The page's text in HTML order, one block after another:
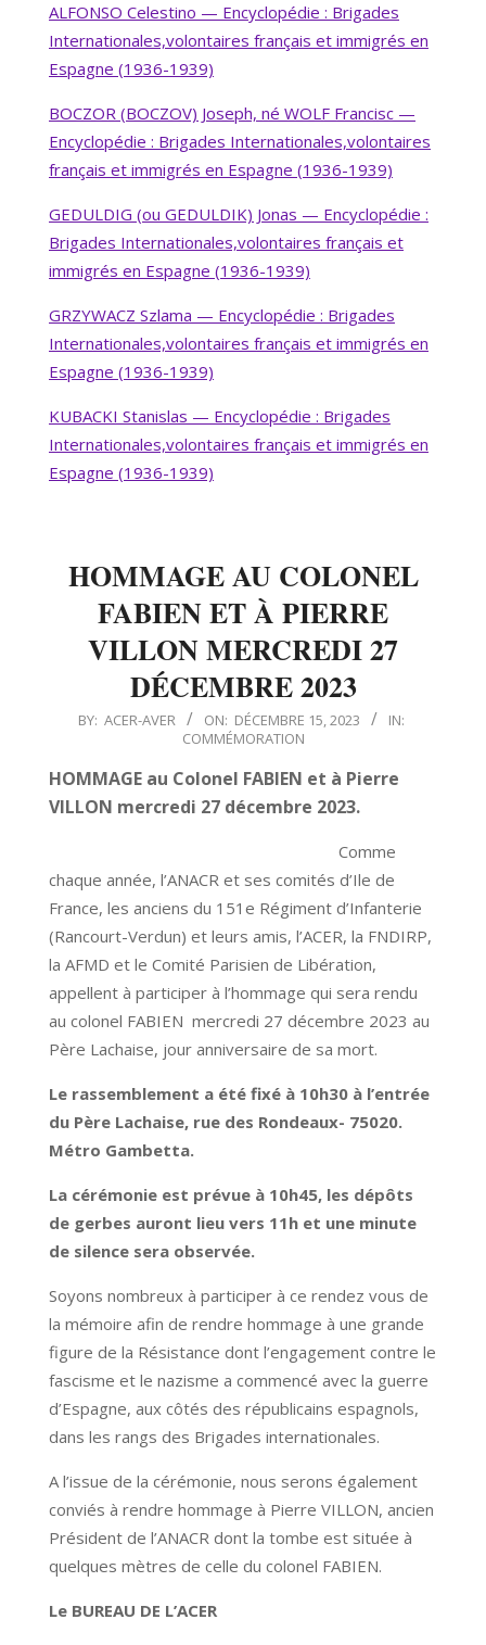
ALFONSO Celestino — Encyclopédie : Brigades
Internationales,volontaires français et immigrés en
Espagne (1936-1939)
BOCZOR (BOCZOV) Joseph, né WOLF Francisc —
Encyclopédie : Brigades Internationales,volontaires
français et immigrés en Espagne (1936-1939)
GEDULDIG (ou GEDULDIK) Jonas — Encyclopédie :
Brigades Internationales,volontaires français et
immigrés en Espagne (1936-1939)
GRZYWACZ Szlama — Encyclopédie : Brigades
Internationales,volontaires français et immigrés en
Espagne (1936-1939)
KUBACKI Stanislas — Encyclopédie : Brigades
Internationales,volontaires français et immigrés en
Espagne (1936-1939)
HOMMAGE AU COLONEL
FABIEN ET À PIERRE
VILLON MERCREDI 27
DÉCEMBRE 2023
2023-
15
BY: ACER-AVER ON: DÉCEMBRE 15, 2023
IN:
COMMÉMORATION
HOMMAGE au Colonel FABIEN et à Pierre
VILLON mercredi 27 décembre 2023.
Comme
chaque année, l’ANACR et ses comités d’Ile de
France, les anciens du 151e Régiment d’Infanterie
(Rancourt-Verdun) et leurs amis, l’ACER, la FNDIRP,
la AFMD et le Comité Parisien de Libération,
appellent à participer à l’hommage qui sera rendu
au colonel FABIEN mercredi 27 décembre 2023 au
Père Lachaise, jour anniversaire de sa mort.
Le rassemblement a été fixé à 10h30 à l’entrée
du Père Lachaise, rue des Rondeaux- 75020.
Métro Gambetta.
La cérémonie est prévue à 10h45, les dépôts
de gerbes auront lieu vers 11h et une minute
de silence sera observée.
Soyons nombreux à participer à ce rendez vous de
la mémoire afin de rendre hommage à une grande
figure de la Résistance dont l’engagement contre le
fascisme et le nazisme a commencé avec la guerre
d’Espagne, aux côtés des républicains espagnols,
dans les rangs des Brigades internationales.
A l’issue de la cérémonie, nous serons également
conviés à rendre hommage à Pierre VILLON, ancien
Président de l’ANACR dont la tombe est située à
quelques mètres de celle du colonel FABIEN.
Le BUREAU DE L’ACER